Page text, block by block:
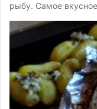
рыбу. Самое